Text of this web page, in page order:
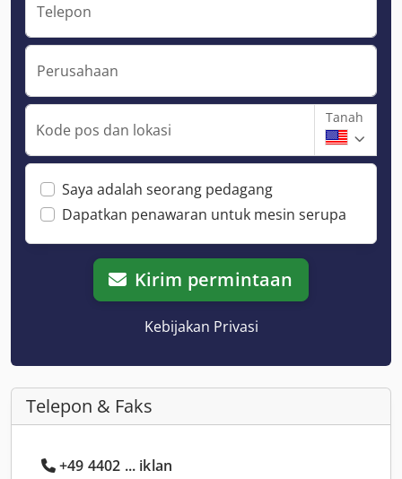
Telepon
Perusahaan
Kode pos dan lokasi
Tanah
Saya adalah seorang pedagang
Dapatkan penawaran untuk mesin serupa
Kirim permintaan
Kebijakan Privasi
Telepon & Faks
+49 4402 ... iklan